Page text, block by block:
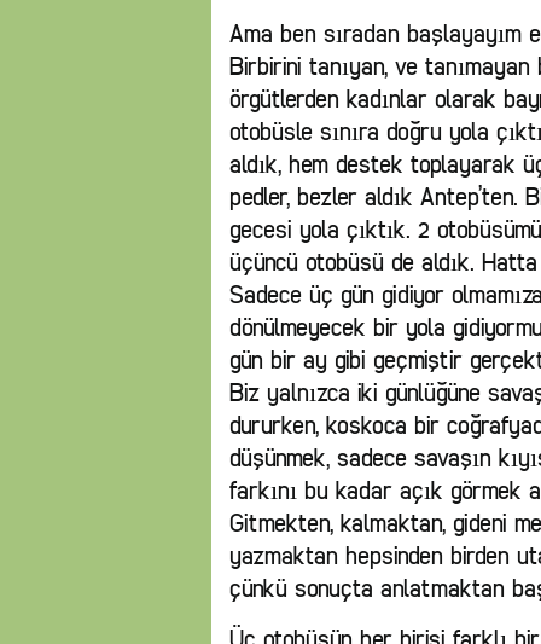
Ama ben sıradan başlayayım
Birbirini tanıyan, ve
örgütlerden kadınlar olarak
otobüsle sınıra doğru yola
aldık, hem destek toplayarak
pedler, bezler aldık Antep’ten.
gecesi yola çıktık. 2
üçüncü otobüsü de aldık.
Sadece üç gün gidiyor
dönülmeyecek bir yola
gün bir ay gibi geçmiştir
Biz yalnızca iki günlüğüne
dururken, koskoca bir
düşünmek, sadece savaşın
farkını bu kadar açık görmek
Gitmekten, kalmaktan, gideni
yazmaktan hepsinden birden
çünkü sonuçta anlatmaktan